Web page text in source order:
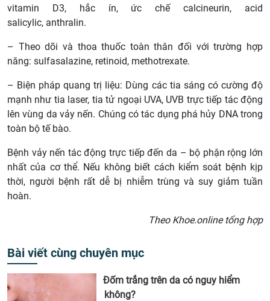
vitamin D3, hắc ín, ức chế calcineurin, acid
salicylic, anthralin.
– Theo dõi và thoa thuốc toàn thân đối với trường hợp
năng: sulfasalazine, retinoid, methotrexate.
– Biện pháp quang trị liệu: Dùng các tia sáng có cường độ
mạnh như tia laser, tia tử ngoại UVA, UVB trực tiếp tác động
lên vùng da vảy nến. Chúng có tác dụng phá hủy DNA trong
toàn bộ tế bào.
Bệnh vảy nến tác động trực tiếp đến da – bộ phận rộng lớn
nhất của cơ thể. Nếu không biết cách kiểm soát bệnh kịp
thời, người bệnh rất dễ bị nhiễm trùng và suy giảm tuần
hoàn.
Theo Khoe.online tổng hợp
Bài viết cùng chuyên mục
Đốm trắng trên da có nguy hiểm
không?